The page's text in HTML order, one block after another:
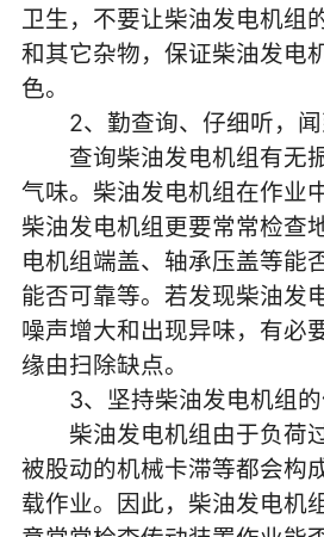
卫生，不要让柴油发电机组
和其它杂物，保证柴油发电
色。
2、勤查询、仔细听，闻
查询柴油发电机组有无
气味。柴油发电机组在作业
柴油发电机组更要常常检查
电机组端盖、轴承压盖等能
能否可靠等。若发现柴油发
噪声增大和出现异味，有必
缘由扫除缺点。
3、坚持柴油发电机组的
柴油发电机组由于负荷
被股动的机械卡滞等都会构
载作业。因此，柴油发电机